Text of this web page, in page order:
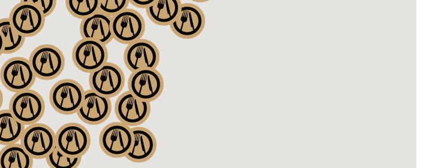
89
43
109
138
15
28
427
52
15
48
162
3
17
114
102
49
18
33
4
4
5
6
3